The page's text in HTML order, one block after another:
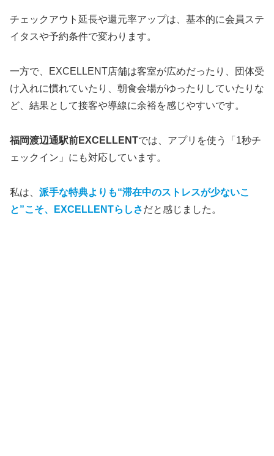
チェックアウト延長や還元率アップは、基本的に会員ステ
イタスや予約条件で変わります。
一方で、EXCELLENT店舗は客室が広めだったり、団体受
け入れに慣れていたり、朝食会場がゆったりしていたりな
ど、結果として接客や導線に余裕を感じやすいです。
福岡渡辺通駅前EXCELLENTでは、アプリを使う「1秒チ
ェックイン」にも対応しています。
私は、 派手な特典よりも“滞在中のストレスが少ないこ
と”こそ、EXCELLENTらしさだと感じました。